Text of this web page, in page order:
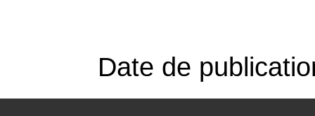
Date de